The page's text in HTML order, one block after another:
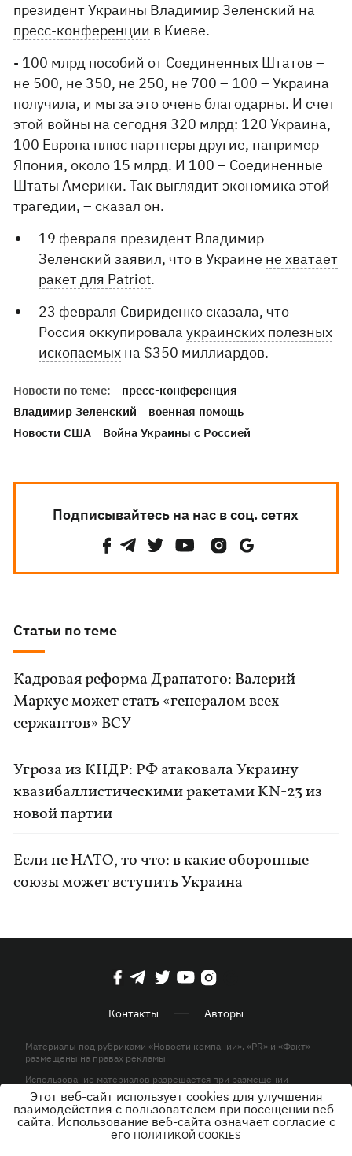
президент Украины Владимир Зеленский на
пресс-конференции в Киеве.
- 100 млрд пособий от Соединенных Штатов –
не 500, не 350, не 250, не 700 – 100 – Украина
получила, и мы за это очень благодарны. И счет
этой войны на сегодня 320 млрд: 120 Украина,
100 Европа плюс партнеры другие, например
Япония, около 15 млрд. И 100 – Соединенные
Штаты Америки. Так выглядит экономика этой
трагедии, – сказал он.
19 февраля президент Владимир
Зеленский заявил, что в Украине не хватает
ракет для Patriot.
23 февраля Свириденко сказала, что
Россия оккупировалаукраинских полезных
ископаемых на $350 миллиардов.
Новости по теме:
пресс-конференция
Владимир Зеленский
военная помощь
Новости США
Война Украины с Россией
Подписывайтесь на нас в соц. сетях
Статьи по теме
Кадровая реформа Драпатого: Валерий
Маркус может стать «генералом всех
сержантов» ВСУ
Угроза из КНДР: РФ атаковала Украину
квазибаллистическими ракетами KN-23 из
новой партии
Если не НАТО, то что: в какие оборонные
союзы может вступить Украина
Контакты Авторы
Материалы под рубриками «Новости компании», «PR» и «Факт»
размещены на правах рекламы
Использование материалов разрешается при размещении
активной гиперссылки на KP.UA в первом абзаце.
© ООО «ЮЛАВ МЕДИА»,2026. Все права защищены.
Этот веб-сайт использует cookies для улучшения
взаимодействия с пользователем при посещении веб-
сайта. Использование веб-сайта означает согласие с
его ПОЛИТИКОЙ COOKIES